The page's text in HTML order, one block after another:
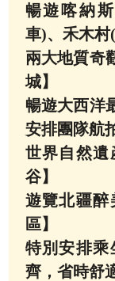
暢遊喀納
車)、禾木村
兩大地質奇
城】
暢遊大西洋
安排團隊航
世界自然遺
谷】
遊覽北疆醉
區】
特別安排乘
齊，省時舒